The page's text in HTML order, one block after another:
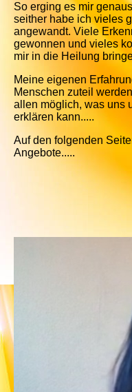
So erging es mir
seither habe ich vieles
angewandt. Viele
gewonnen und vieles
mir in die Heilung
Meine eigenen
Menschen zuteil
allen möglich, was uns
erklären kann.....
Auf den folgenden
Angebote.....